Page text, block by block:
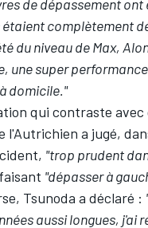
de dépassement
étaient complètement
du niveau de Max,
une super
domicile."
qui contraste avec
l'Autrichien a jugé,
"trop prudent
"dépasser à
Tsunoda a déclaré :
aussi longues, j'ai